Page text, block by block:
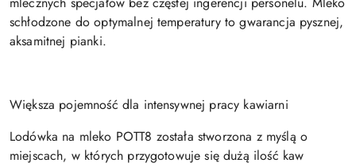
schłodzone do optymalnej temperatury to gwarancja pysznej,
aksamitnej pianki.
Większa pojemność dla intensywnej pracy kawiarni
Lodówka na mleko POTT8 została stworzona z myślą o
miejscach, w których przygotowuje się dużą ilość kaw